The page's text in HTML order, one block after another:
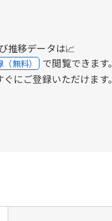
推移データは📈
（無料） で閲覧できます。
にご登録いただけます。